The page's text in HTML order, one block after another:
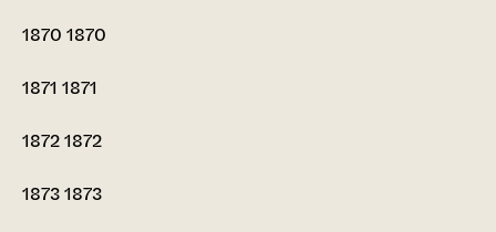
1870 1870
1871 1871
18721872
18731873